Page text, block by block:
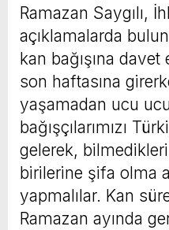
Ramazan Saygılı,
açıklamalarda
kan bağışına davet
son haftasına
yaşamadan ucu
bağışçılarımızı
gelerek, bilmedikleri
birilerine şifa olma
yapmalılar. Kan
Ramazan ayında